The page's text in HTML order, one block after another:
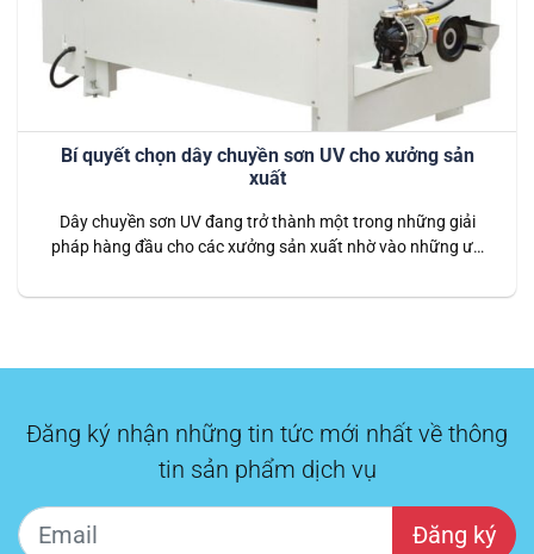
Bí quyết chọn dây chuyền sơn UV cho xưởng sản
xuất
Dây chuyền sơn UV đang trở thành một trong những giải
pháp hàng đầu cho các xưởng sản xuất nhờ vào những ưu
sơn UV phù hợp là một yếu tố quan trọng quyết định đến chất
Đăng ký nhận những tin tức mới nhất về thông
tin sản phẩm dịch vụ
Đăng ký